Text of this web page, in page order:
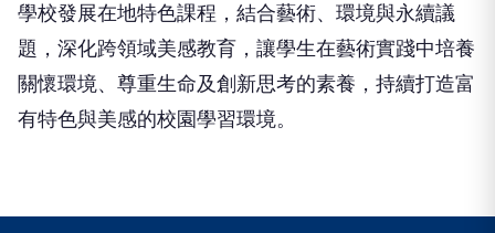
學校發展在地特色課程，結合藝術、環境與永續議
題，深化跨領域美感教育，讓學生在藝術實踐中培養
關懷環境、尊重生命及創新思考的素養，持續打造富
有特色與美感的校園學習環境。